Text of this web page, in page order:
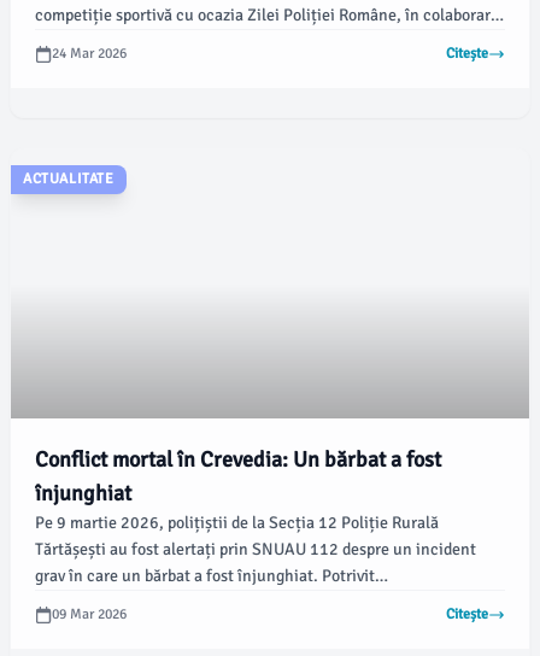
competiție sportivă cu ocazia Zilei Poliției Române, în colaborare
cu Fundația „SPORTIS” Târgoviște și Direcția Județeană pentru
Sport Dâmbovița. Evenimentul a avut ca scop promovarea
24 Mar 2026 Citește
ACTUALITATE
Conflict mortal în Crevedia: Un bărbat a fost
înjunghiat
Pe 9 martie 2026, polițiștii de la Secția 12 Poliție Rurală
Tărtășești au fost alertați prin SNUAU 112 despre un incident
grav în care un bărbat a fost înjunghiat. Potrivit
damboviteanul.com, primele cercetări arată că incidentul a avut
loc între doi bărbați de 39 și 46 de ani în comuna Crevedia.
09 Mar 2026 Citește